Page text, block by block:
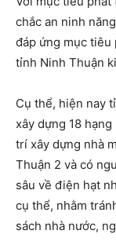
chắc an ninh
đáp ứng mục tiêu
tỉnh Ninh Thuận
Cụ thể, hiện nay
xây dựng 18
trí xây dựng nhà
Thuận 2 và có
sâu về điện hạt
cụ thể, nhằm
sách nhà nước,